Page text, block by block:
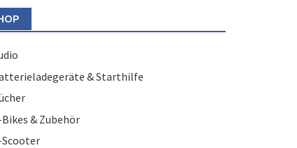
& Starthilfe
Bikes & Zubehör
Scooter